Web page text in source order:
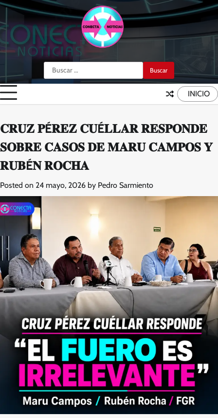
Skip
content
Buscar:
INICIO
𝐂𝐑𝐔𝐙 𝐏É𝐑𝐄𝐙 𝐂𝐔É𝐋𝐋𝐀𝐑 𝐑𝐄𝐒𝐏𝐎𝐍𝐃𝐄
𝐒𝐎𝐁𝐑𝐄 𝐂𝐀𝐒𝐎𝐒 𝐃𝐄 𝐌𝐀𝐑𝐔 𝐂𝐀𝐌𝐏𝐎𝐒 𝐘
𝐑𝐔𝐁É𝐍 𝐑𝐎𝐂𝐇𝐀
Posted on 24 mayo, 2026 by Pedro Sarmiento